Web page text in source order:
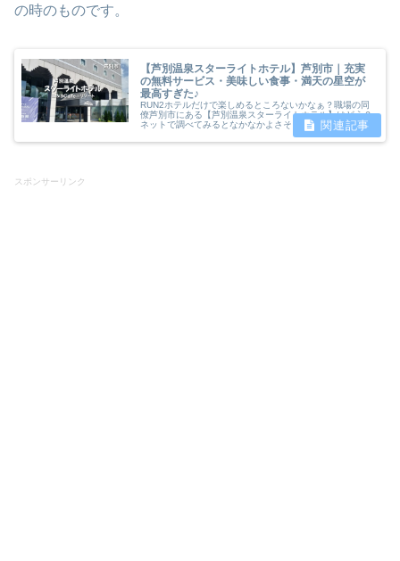
の時のものです。
【芦別温泉スターライトホテル】芦別市｜充実
の無料サービス・美味しい食事・満天の星空が
最高すぎた♪
RUN2ホテルだけで楽しめるところないかなぁ？職場の同
僚芦別市にある【芦別温泉スターライトホテル】はどう？
ネットで調べてみるとなかなかよさそう…ということで
【芦別温泉スターライトホテル】に行ってきました。ホテ
ルの無料サービスがすごく充実して...
スポンサーリンク